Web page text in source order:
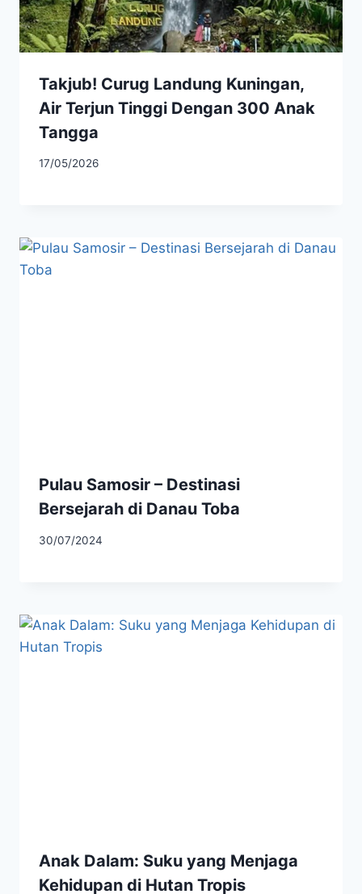
Takjub! Curug Landung Kuningan,
Air Terjun Tinggi Dengan 300 Anak
Tangga
17/05/2026
Pulau Samosir – Destinasi
Bersejarah di Danau Toba
30/07/2024
Anak Dalam: Suku yang Menjaga
Kehidupan di Hutan Tropis